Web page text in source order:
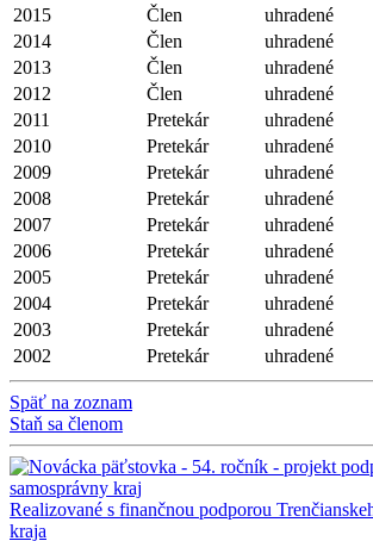
2015
Člen
uhradené
2014
Člen
uhradené
2013
Člen
uhradené
2012
Člen
uhradené
2011
Pretekár
uhradené
2010
Pretekár
uhradené
2009
Pretekár
uhradené
2008
Pretekár
uhradené
2007
Pretekár
uhradené
2006
Pretekár
uhradené
2005
Pretekár
uhradené
2004
Pretekár
uhradené
2003
Pretekár
uhradené
2002
Pretekár uhradené
Späť na zoznam
Staň sa členom
Realizované s finančnou podporou
kraja